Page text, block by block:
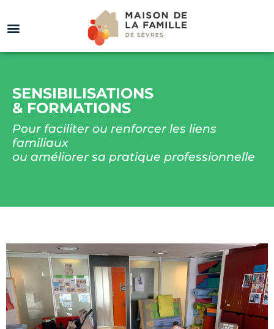
SENSIBILISATIONS
& FORMATIONS
Pour faciliter ou renforcer les liens
familiaux
ou améliorer sa pratique professionnelle